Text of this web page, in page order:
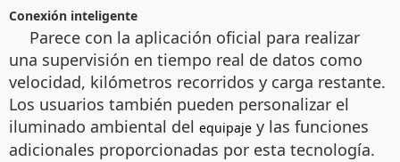
Conexión inteligente
Parece con la aplicación oficial para realizar
una supervisión en tiempo real de datos como
velocidad, kilómetros recorridos y carga restante.
Los usuarios también pueden personalizar el
iluminado ambiental del equipaje y las funciones
adicionales proporcionadas por esta tecnología.